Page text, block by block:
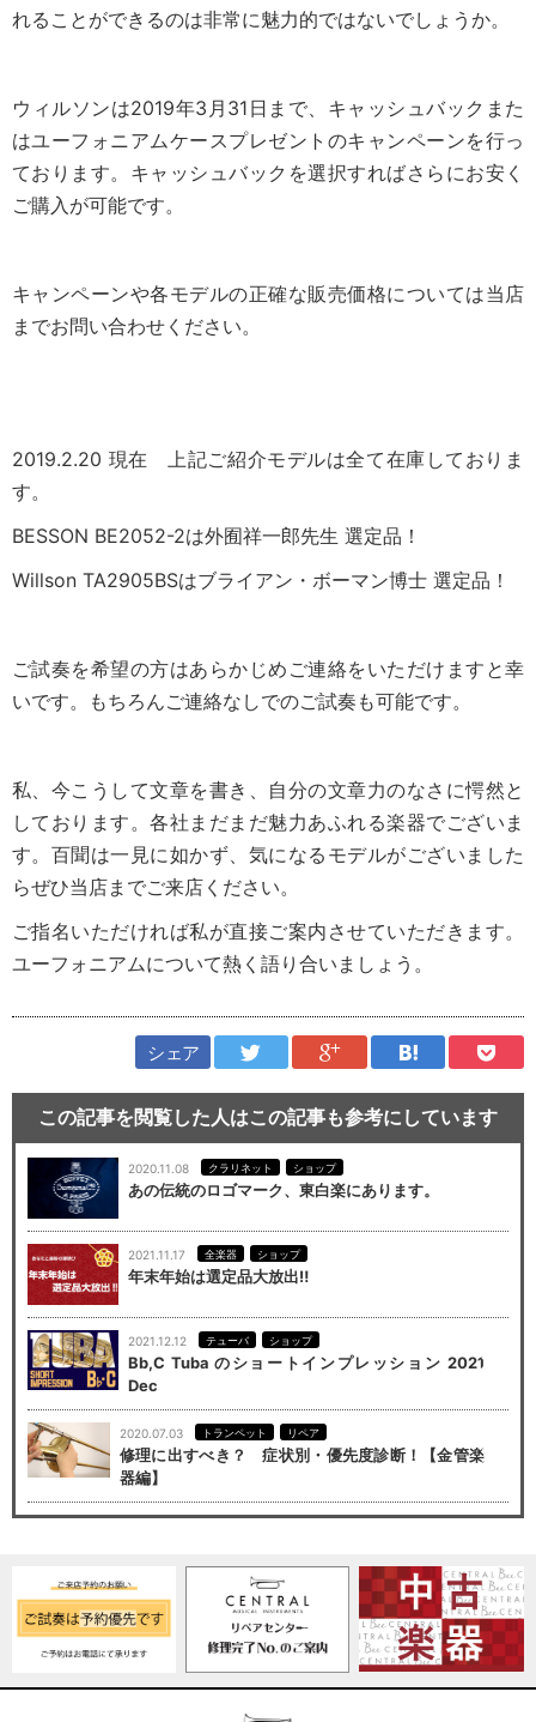
れることができるのは非常に魅力的ではないでしょうか。
ウィルソンは2019年3月31日まで、キャッシュバックまた
はユーフォニアムケースプレゼントのキャンペーンを行っ
ております。キャッシュバックを選択すればさらにお安く
ご購入が可能です。
キャンペーンや各モデルの正確な販売価格については当店
までお問い合わせください。
2019.2.20 現在 上記ご紹介モデルは全て在庫しておりま
す。
BESSON BE2052-2は外囿祥一郎先生 選定品！
Willson TA2905BSはブライアン・ボーマン博士 選定品！
ご試奏を希望の方はあらかじめご連絡をいただけますと幸
いです。もちろんご連絡なしでのご試奏も可能です。
私、今こうして文章を書き、自分の文章力のなさに愕然と
しております。各社まだまだ魅力あふれる楽器でございま
す。百聞は一見に如かず、気になるモデルがございました
らぜひ当店までご来店ください。
ご指名いただければ私が直接ご案内させていただきます。
ユーフォニアムについて熱く語り合いましょう。
シェア
この記事を閲覧した人はこの記事も参考にしています
2020.11.08 クラリネット ショップ
あの伝統のロゴマーク、東白楽にあります。
2021.11.17 全楽器 ショップ
年末年始は選定品大放出‼
2021.12.12 テューバ ショップ
Bb,C Tuba のショートインプレッション 2021
Dec
2020.07.03 トランペット リペア
修理に出すべき？ 症状別・優先度診断！【金管楽
器編】